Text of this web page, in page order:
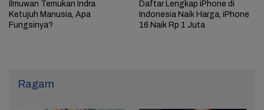
Ilmuwan Temukan Indra
Ketujuh Manusia, Apa
Fungsinya?
Daftar Lengkap iPhone di
Indonesia Naik Harga, iPhone
16 Naik Rp 1 Juta
Ragam